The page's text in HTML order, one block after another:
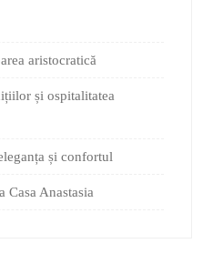
aristocratică
și ospitalitatea
și confortul
Casa Anastasia